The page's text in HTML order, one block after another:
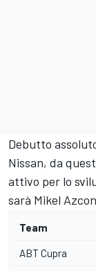
Debutto
Nissan, da
attivo per lo
sarà Mikel
Team
ABT Cupra